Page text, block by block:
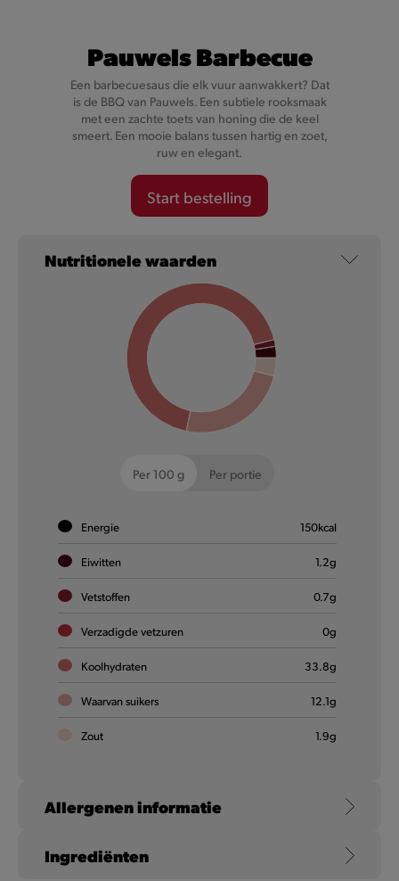
Cheesy Val-Dieu Caractère
Want onze Cheesy’s zijn niet zomaar gevuld met kaas, maar
met karaktervolle Val-Dieu Caractère kaas.
Meer informatie
Lekker en mals. Groots van smaak!
Pauwels Barbecue
Een barbecuesaus die elk vuur aanwakkert? Dat
is de BBQ van Pauwels. Een subtiele rooksmaak
met een zachte toets van honing die de keel
smeert. Een mooie balans tussen hartig en zoet,
ruw en elegant.
Start bestelling
Nutritionele waarden
Per 100 g Per portie
Energie 150kcal
Eiwitten 1.2g
Vetstoffen 0.7g
Verzadigde vetzuren 0g
Koolhydraten 33.8g
Waarvan suikers 12.1g
Zout 1.9g
Allergenen informatie
Ingrediënten